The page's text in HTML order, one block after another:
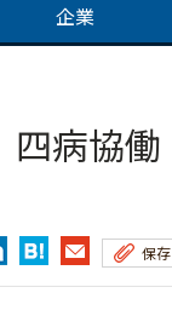
企業
病協働
保存